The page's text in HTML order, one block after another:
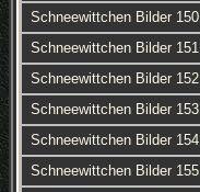
Schneewittchen Bilder 150
Schneewittchen Bilder 151
Schneewittchen Bilder 152
Schneewittchen Bilder 153
Schneewittchen Bilder 154
Schneewittchen Bilder 155